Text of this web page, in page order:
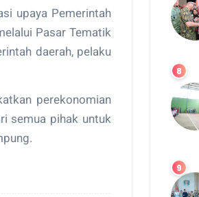
upaya Pemerintah
Pasar Tematik
daerah, pelaku
perekonomian
semua pihak untuk